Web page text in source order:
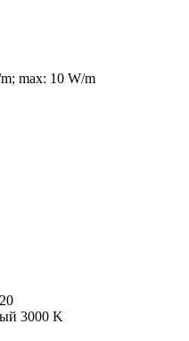
max: 10 W/m
3000 K